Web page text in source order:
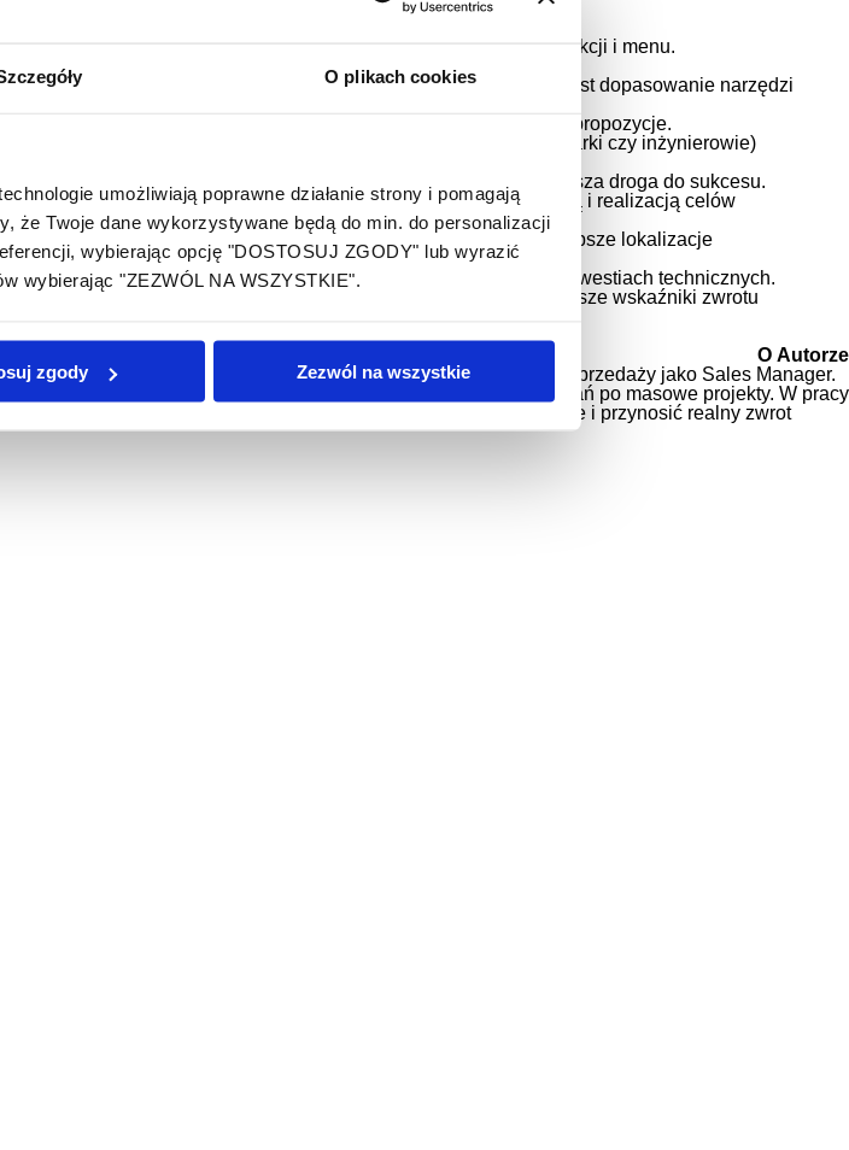
O plikach cookies
umożliwiają poprawne działanie strony i pomagają
że Twoje dane wykorzystywane będą do min. do personalizacji
wybierając opcję "DOSTOSUJ ZGODY" lub wyrazić
wybierając "ZEZWÓL NA WSZYSTKIE".
zgody Zezwól na wszystkie
300-500 zł na osobę). To pozwoli nam dopasować standard atrakcji i menu.
podczas krótkiej rozmowy telefonicznej lub warsztatu.
wielkości – od małych zespołów po wielkie struktury. Kluczowe jest dopasowanie narzędzi
powiesz nam, co chcesz osiągnąć, a my przedstawimy kreatywne propozycje.
Dzięki analizie profilu uczestników (jak wspominane lekarki czy inżynierowie)
co się NIE spodobało. Uniknięcie błędów z przeszłości to najszybsza droga do sukcesu.
to pogodzenia swobodnej atmosfery z odpowiednią etykietą i realizacją celów
minimum 4-8 tygodni przed terminem, by zabezpieczyć najlepsze lokalizacje
aby klient mógł skupić się na swoich pracownikach, a nie na kwestiach technicznych.
oraz obserwujemy dynamikę grupy w trakcie realizacji. To najlepsze wskaźniki zwrotu
i potrzeb zespołu.
O Autorze
związany od 8 lat, a od 5 lat skutecznie zarządza działem sprzedaży jako Sales Manager.
jak i bezpośredniej realizacji wydarzeń, od kameralnych spotkań po masowe projekty. W pracy
– musi przede wszystkim realizować konkretne cele biznesowe i przynosić realny zwrot